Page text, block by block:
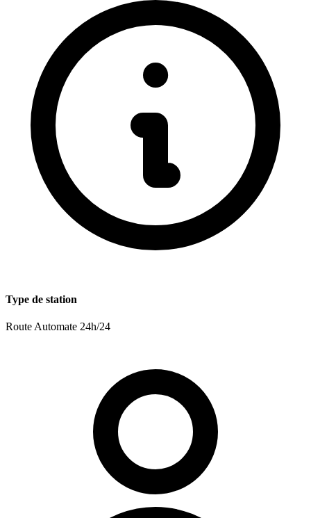
Type de station
Route Automate 24h/24